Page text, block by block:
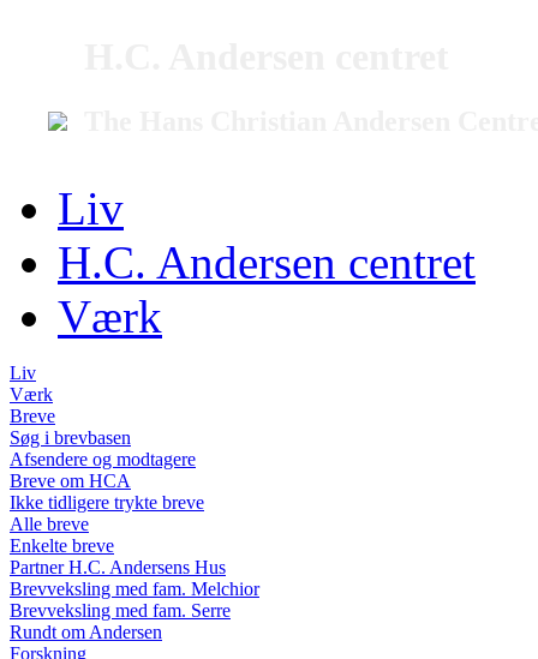
Liv
H.C. Andersen centret
Værk
Liv
Værk
Breve
Søg i brevbasen
Afsendere og modtagere
Breve om HCA
Ikke tidligere trykte breve
Alle breve
Enkelte breve
Partner H.C. Andersens Hus
Brevveksling med fam. Melchior
Brevveksling med fam. Serre
Rundt om Andersen
Forskning